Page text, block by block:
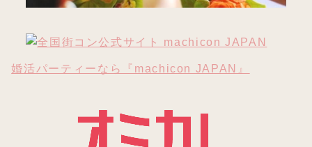
婚活パーティーなら『machicon JAPAN』